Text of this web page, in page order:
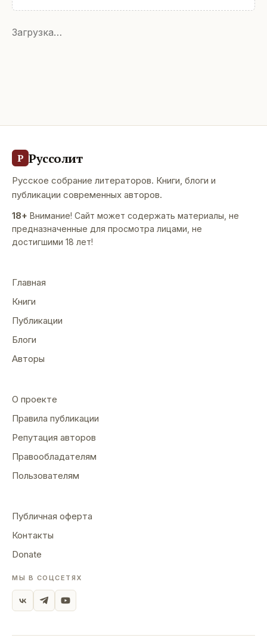
Загрузка…
Р Руссолит
Русское собрание литераторов. Книги, блоги и
публикации современных авторов.
18+ Внимание! Сайт может содержать материалы, не
предназначенные для просмотра лицами, не
достигшими 18 лет!
Главная
Книги
Публикации
Блоги
Авторы
О проекте
Правила публикации
Репутация авторов
Правообладателям
Пользователям
Публичная оферта
Контакты
Donate
МЫ В СОЦСЕТЯХ